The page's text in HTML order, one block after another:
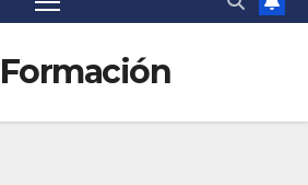
Formación